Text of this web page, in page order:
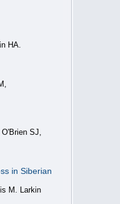
HA.
SJ,
in Siberian
M. Larkin